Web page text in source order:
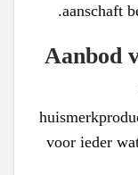
aanschaft
Aanbod
voor ieder